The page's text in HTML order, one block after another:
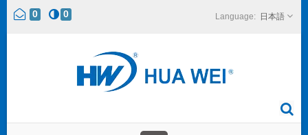
0 0 日本語